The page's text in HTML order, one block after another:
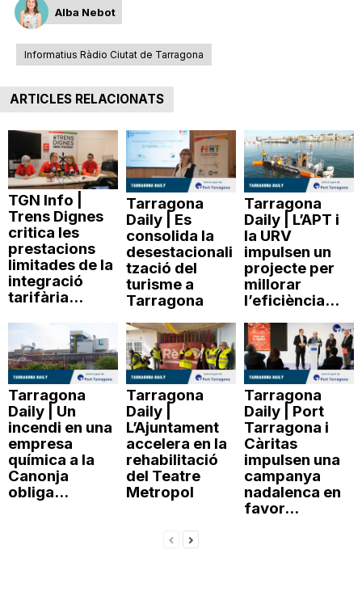
Alba Nebot
Informatius Ràdio Ciutat de Tarragona
ARTICLES RELACIONATS
TGN Info |
Trens Dignes
critica les
prestacions
limitades de la
integració
tarifària...
Tarragona
Daily | Es
consolida la
desestacionali
tzació del
turisme a
Tarragona
Tarragona
Daily | L’APT i
la URV
impulsen un
projecte per
millorar
l’eficiència...
Tarragona
Daily | Un
incendi en una
empresa
química a la
Canonja
obliga...
Tarragona
Daily |
L’Ajuntament
accelera en la
rehabilitació
del Teatre
Metropol
Tarragona
Daily | Port
Tarragona i
Càritas
impulsen una
campanya
nadalenca en
favor...